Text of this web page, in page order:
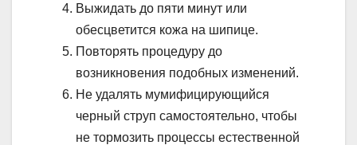
Выжидать до пяти минут или
обесцветится кожа на шипице.
Повторять процедуру до
возникновения подобных изменений.
Не удалять мумифицирующийся
черный струп самостоятельно, чтобы
не тормозить процессы естественной